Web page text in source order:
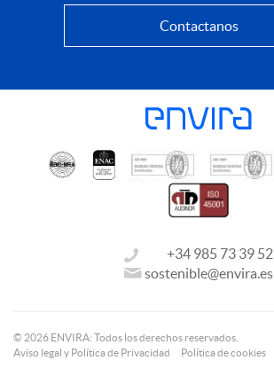
Contactanos
+34 985 73 39 52
sostenible@envira.es
© 2026 ENVIRA: Todos los derechos reservados.
Aviso legal y Política de Privacidad
Política de cookies